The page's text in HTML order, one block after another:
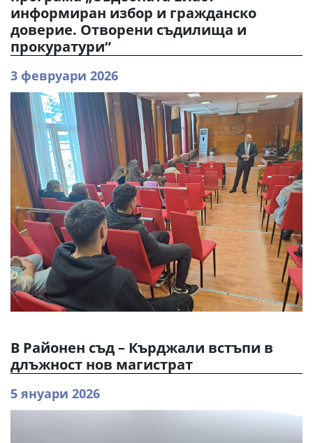
информиран избор и гражданско
доверие. Отворени съдилища и
прокуратури“
3 февруари 2026
В Районен съд – Кърджали встъпи в
длъжност нов магистрат
5 януари 2026